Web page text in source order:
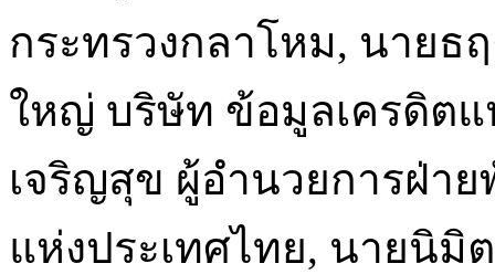
กระทรวงกลาโหม, นายธ
ใหญ่ บริษัท ข้อมูลเครดิต
เจริญสุข ผู้อำนวยการฝ่า
แห่งประเทศไทย, นายนิมิ